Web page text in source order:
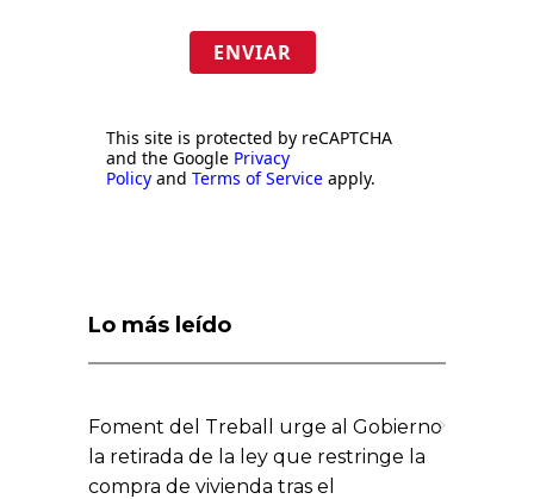
ENVIAR
This site is protected by reCAPTCHA
and the Google Privacy
Policy and Terms of Service apply.
Lo más leído
Foment del Treball urge al Gobierno
la retirada de la ley que restringe la
compra de vivienda tras el